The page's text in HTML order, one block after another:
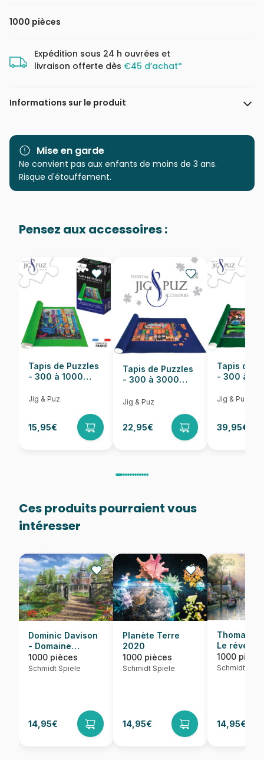
1000 pièces
Expédition sous 24 h ouvrées et
livraison offerte dès €45 d’achat*
Informations sur le produit
Marque Schmidt Spiele
Catégorie Puzzles - Humour et Satire
Age
Puzzle pour Adultes (500 à
Provenance Puzzles fabriqués en France
EAN 4001504583446
Nombre de pièces 1000 pièces
Dimensions 69 x 49 cm
Mise en garde
Ne convient pas aux enfants de moins de 3 ans.
Risque d'étouffement.
Pensez aux accessoires :
Tapis de Puzzles
- 300 à 1000
Jig & Puz
15,95€
Tapis de Puzzles
- 300 à 3000
Jig & Puz
22,95€
Tapis de
- 300 à
Jig & Puz
39,95€
Ces produits pourraient vous
intéresser
Dominic Davison
- Domaine
idyllique
1000 pièces
Schmidt Spiele
14,95€
Planète Terre
2020
1000 pièces
Schmidt Spiele
14,95€
Thomas
Le réveil
village
1000
Schmidt
14,95€